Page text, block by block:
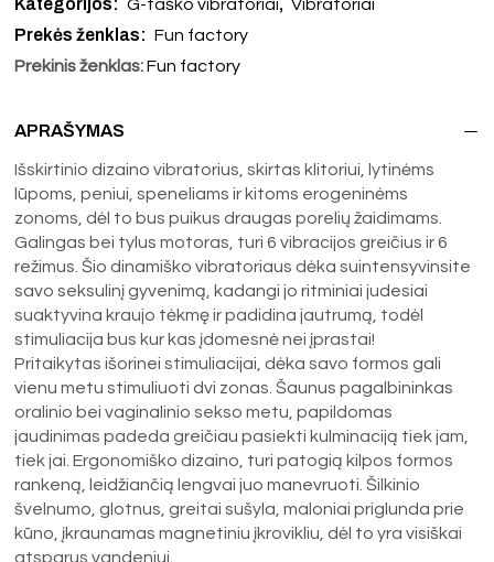
G-taško vibratoriai Vibratoriai
Prekės ženklas: Fun factory
Prekinis ženklas: Fun factory
APRAŠYMAS
Išskirtinio dizaino vibratorius, skirtas klitoriui, lytinėms
lūpoms, peniui, speneliams ir kitoms erogeninėms
zonoms, dėl to bus puikus draugas porelių žaidimams.
Galingas bei tylus motoras, turi 6 vibracijos greičius ir 6
režimus. Šio dinamiško vibratoriaus dėka suintensyvinsite
savo seksulinį gyvenimą, kadangi jo ritminiai judesiai
suaktyvina kraujo tėkmę ir padidina jautrumą, todėl
stimuliacija bus kur kas įdomesnė nei įprastai!
Pritaikytas išorinei stimuliacijai, dėka savo formos gali
vienu metu stimuliuoti dvi zonas. Šaunus pagalbininkas
oralinio bei vaginalinio sekso metu, papildomas
jaudinimas padeda greičiau pasiekti kulminaciją tiek jam,
tiek jai. Ergonomiško dizaino, turi patogią kilpos formos
rankeną, leidžiančią lengvai juo manevruoti. Šilkinio
švelnumo, glotnus, greitai sušyla, maloniai priglunda prie
kūno, įkraunamas magnetiniu įkrovikliu, dėl to yra visiškai
atsparus vandeniui.